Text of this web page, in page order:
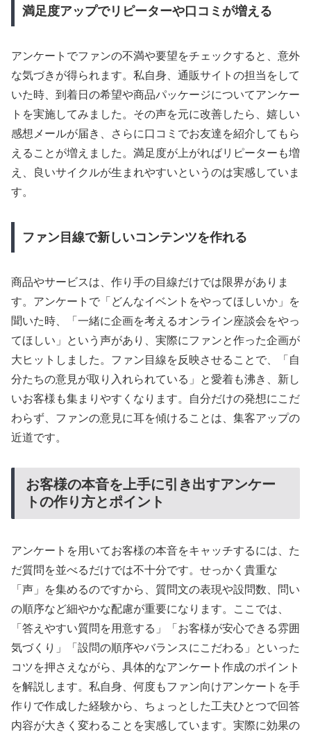
満足度アップでリピーターや口コミが増える
アンケートでファンの不満や要望をチェックすると、意外
な気づきが得られます。私自身、通販サイトの担当をして
いた時、到着日の希望や商品パッケージについてアンケー
トを実施してみました。その声を元に改善したら、嬉しい
感想メールが届き、さらに口コミでお友達を紹介してもら
えることが増えました。満足度が上がればリピーターも増
え、良いサイクルが生まれやすいというのは実感していま
す。
ファン目線で新しいコンテンツを作れる
商品やサービスは、作り手の目線だけでは限界がありま
す。アンケートで「どんなイベントをやってほしいか」を
聞いた時、「一緒に企画を考えるオンライン座談会をやっ
てほしい」という声があり、実際にファンと作った企画が
大ヒットしました。ファン目線を反映させることで、「自
分たちの意見が取り入れられている」と愛着も沸き、新し
いお客様も集まりやすくなります。自分だけの発想にこだ
わらず、ファンの意見に耳を傾けることは、集客アップの
近道です。
お客様の本音を上手に引き出すアンケー
トの作り方とポイント
アンケートを用いてお客様の本音をキャッチするには、た
だ質問を並べるだけでは不十分です。せっかく貴重な
「声」を集めるのですから、質問文の表現や設問数、問い
の順序など細やかな配慮が重要になります。ここでは、
「答えやすい質問を用意する」「お客様が安心できる雰囲
気づくり」「設問の順序やバランスにこだわる」といった
コツを押さえながら、具体的なアンケート作成のポイント
を解説します。私自身、何度もファン向けアンケートを手
作りで作成した経験から、ちょっとした工夫ひとつで回答
内容が大きく変わることを実感しています。実際に効果の